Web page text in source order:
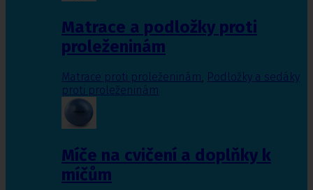
Matrace a podložky proti
proleženinám
Matrace proti proleženinám, Podložky a sedáky
proti proleženinám
Míče na cvičení a doplňky k
míčům